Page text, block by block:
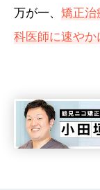
万が一、 矯正治
科医師に速や